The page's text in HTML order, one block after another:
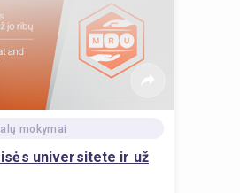
mokymai
universitete ir už